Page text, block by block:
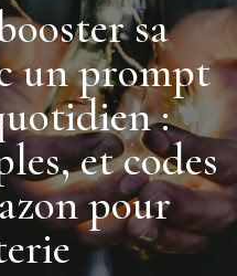
sa
un prompt
:
et codes
pour